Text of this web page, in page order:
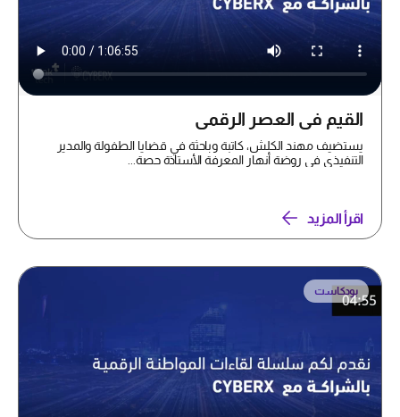
القيم في العصر الرقمي
يستضيف مهند الكلش، كاتبة وباحثة في قضايا الطفولة والمدير
التنفيذي في روضة أنهار المعرفة الأستاذة حصة...
اقرأ المزيد
بودكاست